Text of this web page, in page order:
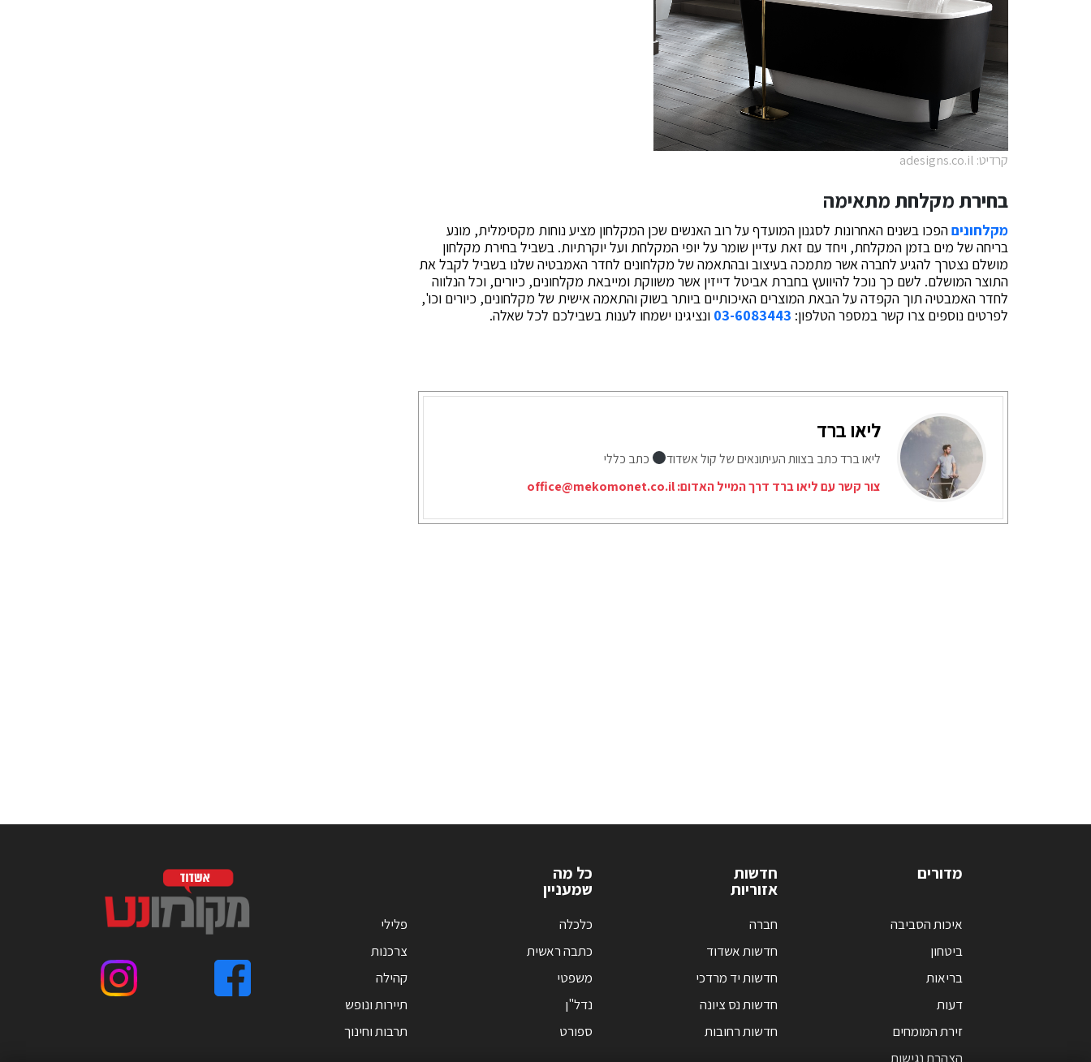
קרדיט: adesigns.co.il
בחירת מקלחת מתאימה
מקלחוניםהפכו בשנים האחרונות לסגנון המועדף על רוב האנשים שכן המקלחון מציע נוחות מקסימלית, מונע
בריחה של מים בזמן המקלחת, ויחד עם זאת עדיין שומר על יופי המקלחת ועל יוקרתיות. בשביל בחירת מקלחון
מושלם נצטרך להגיע לחברה אשר מתמכה בעיצוב ובהתאמה של מקלחונים לחדר האמבטיה שלנו בשביל לקבל את
התוצר המושלם. לשם כך נוכל להיוועץ בחברת אביטל דייזין אשר משווקת ומייבאת מקלחונים, כיורים, וכל הנלווה
לחדר האמבטיה תוך הקפדה על הבאת המוצרים האיכותיים ביותר בשוק והתאמה אישית של מקלחונים, כיורים וכו',
לפרטים נוספים צרו קשר במספר הטלפון: 03-6083443 ונציגינו ישמחו לענות בשבילכם לכל שאלה.
ליאו ברד
ליאו ברד כתב בצוות העיתונאים של קול אשדוד
כתב כללי
צור קשר עם ליאו ברד דרך המייל האדום:office@mekomonet.co.il
מדורים
איכות הסביבה
ביטחון
בריאות
דעות
זירת המומחים
הצהרת נגישות
חדשות
אזוריות
חברה
חדשות אשדוד
חדשות יד מרדכי
חדשות נס ציונה
חדשות רחובות
כל מה
שמעניין
כלכלה
כתבה ראשית
משפטי
נדל"ן
ספורט
פלילי
צרכנות
קהילה
תיירות ונופש
תרבות וחינוך